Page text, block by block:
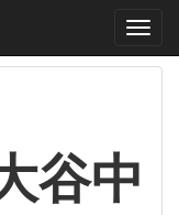
谷中